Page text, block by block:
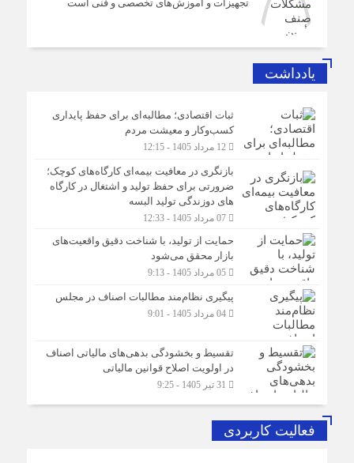
تجهیزات و آموزش‌های تخصصی و فنی است
یادداشت
ثبات اقتصادی؛ مطالبه‌ای برای حفظ پایداری
کسب‌وکار و معیشت مردم
12 مرداد 1405 - 12:15
بازنگری در معافیت بیمه‌ای کارگاه‌های کوچک؛
ضرورتی برای حفظ تولید و اشتغال در کارگاه
های دوزندگی تولید البسه
07 مرداد 1405 - 12:33
حمایت از تولید، با شناخت دقیق واقعیت‌های
بازار محقق می‌شود
05 مرداد 1405 - 9:13
پیگیری نظام‌مند مطالبات اصناف در مجلس
04 مرداد 1405 - 9:01
تقسیط و بخشودگی بدهی‌های مالیاتی اصناف
در اولویت اصلاح قوانین مالیاتی
فعالیت کاربردی